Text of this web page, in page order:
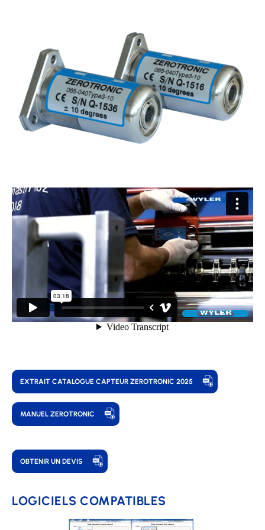
EXTRAIT CATALOGUE CAPTEUR ZEROTRONIC 2025
MANUEL ZEROTRONIC
OBTENIR UN DEVIS
LOGICIELS COMPATIBLES